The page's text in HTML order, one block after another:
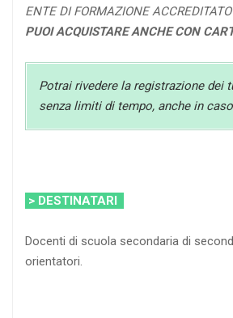
ENTE DI FORMAZIONE
PUOI ACQUISTARE ANCHE CON
Potrai rivedere la registrazione dei
senza limiti di tempo, anche in
> DESTINATARI
Docenti di scuola secondaria di
orientatori.